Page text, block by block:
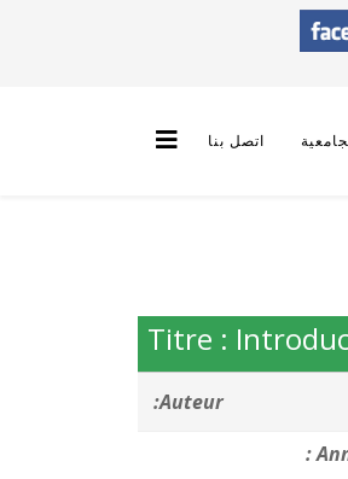
اتصل بنا
Titre :
Auteur: